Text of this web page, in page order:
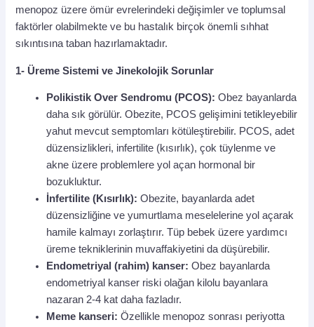
menopoz üzere ömür evrelerindeki değişimler ve toplumsal
faktörler olabilmekte ve bu hastalık birçok önemli sıhhat
sıkıntısına taban hazırlamaktadır.
1- Üreme Sistemi ve Jinekolojik Sorunlar
Polikistik Over Sendromu (PCOS): Obez bayanlarda
daha sık görülür. Obezite, PCOS gelişimini tetikleyebilir
yahut mevcut semptomları kötüleştirebilir. PCOS, adet
düzensizlikleri, infertilite (kısırlık), çok tüylenme ve
akne üzere problemlere yol açan hormonal bir
bozukluktur.
İnfertilite (Kısırlık): Obezite, bayanlarda adet
düzensizliğine ve yumurtlama meselelerine yol açarak
hamile kalmayı zorlaştırır. Tüp bebek üzere yardımcı
üreme tekniklerinin muvaffakiyetini da düşürebilir.
Endometriyal (rahim) kanser: Obez bayanlarda
endometriyal kanser riski olağan kilolu bayanlara
nazaran 2-4 kat daha fazladır.
Meme kanseri: Özellikle menopoz sonrası periyotta